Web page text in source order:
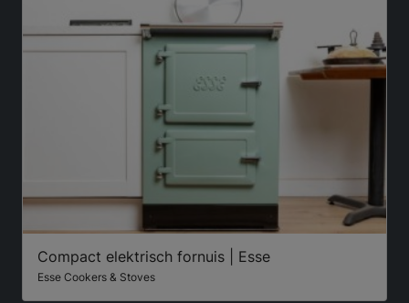
Compact elektrisch fornuis | Esse
Esse Cookers & Stoves